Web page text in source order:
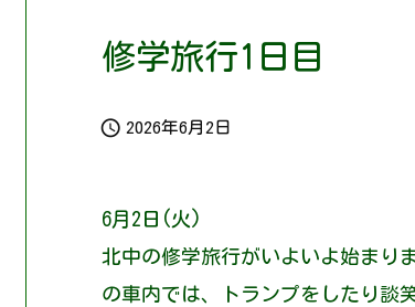
修学旅行1日目
 2026年6月2日
6月2日(火)
北中の修学旅行がいよいよ始まり
の車内では、トランプをしたり談